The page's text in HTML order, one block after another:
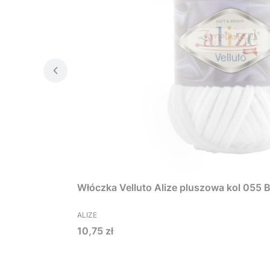
Włóczka Velluto Alize pluszowa kol 055
PRODUCENT
ALIZE
Cena
10,75 zł